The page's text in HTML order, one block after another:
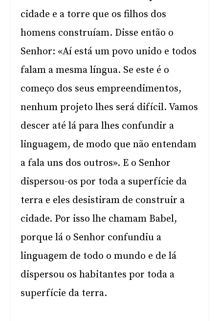
cidade e a torre que os filhos dos
homens construíam. Disse então o
Senhor: «Aí está um povo unido e todos
falam a mesma língua. Se este é o
começo dos seus empreendimentos,
nenhum projeto lhes será difícil. Vamos
descer até lá para lhes confundir a
linguagem, de modo que não entendam
a fala uns dos outros». E o Senhor
dispersou-os por toda a superfície da
terra e eles desistiram de construir a
cidade. Por isso lhe chamam Babel,
porque lá o Senhor confundiu a
linguagem de todo o mundo e de lá
dispersou os habitantes por toda a
superfície da terra.